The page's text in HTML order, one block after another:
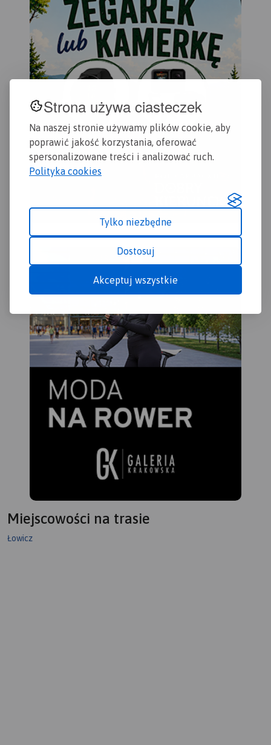
Strona używa ciasteczek
Na naszej stronie używamy plików cookie, aby
poprawić jakość korzystania, oferować
spersonalizowane treści i analizować ruch.
Polityka cookies
Tylko niezbędne
Dostosuj
Akceptuj wszystkie
odwiedzenia.
Miejscowości na trasie
Łowicz